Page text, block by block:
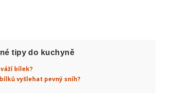
tipy do kuchyně
bílek?
bílků vyšlehat pevný sníh?